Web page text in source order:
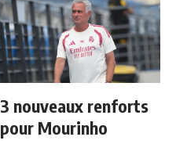
3 nouveaux renforts
pour Mourinho